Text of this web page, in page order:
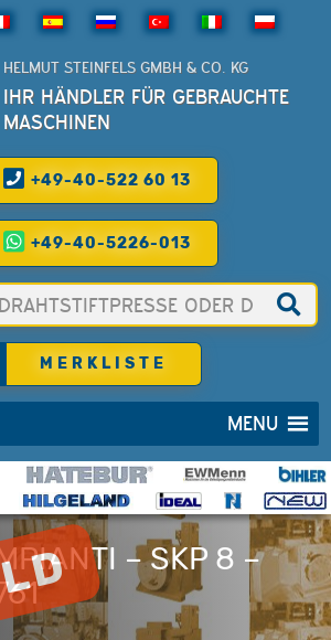
HELMUT STEINFELS GMBH & CO. KG
IHR HÄNDLER FÜR GEBRAUCHTE
MASCHINEN
+49-40-522 60 13
+49-40-5226-013
MERKLISTE
MENU
– SKP 8 –